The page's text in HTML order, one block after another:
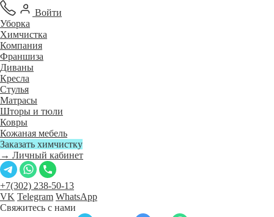
Войти
Уборка
Химчистка
Компания
Франшиза
Диваны
Кресла
Стулья
Матрасы
Шторы и тюли
Ковры
Кожаная мебель
Заказать химчистку
→ Личный кабинет
+7(302) 238-50-13
VK Telegram WhatsApp
Свяжитесь с нами